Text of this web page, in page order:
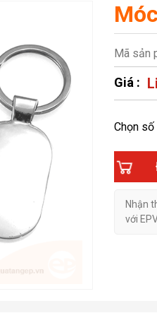
Mã sản
Giá :
Chọn
Nhận
với